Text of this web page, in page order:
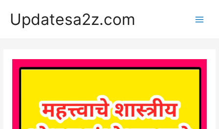
content
Updatesa2z.com